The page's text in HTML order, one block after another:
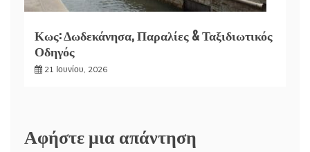
Κως: Δωδεκάνησα, Παραλίες & Ταξιδιωτικός
Οδηγός
21 Ιουνίου, 2026
Αφήστε μια απάντηση